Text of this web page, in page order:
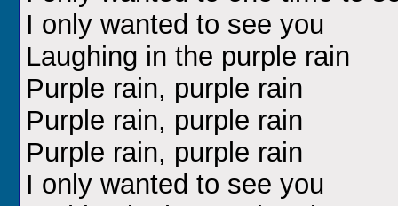
I only wanted to see you
Laughing in the purple rain
Purple rain, purple rain
Purple rain, purple rain
Purple rain, purple rain
I only wanted to see you